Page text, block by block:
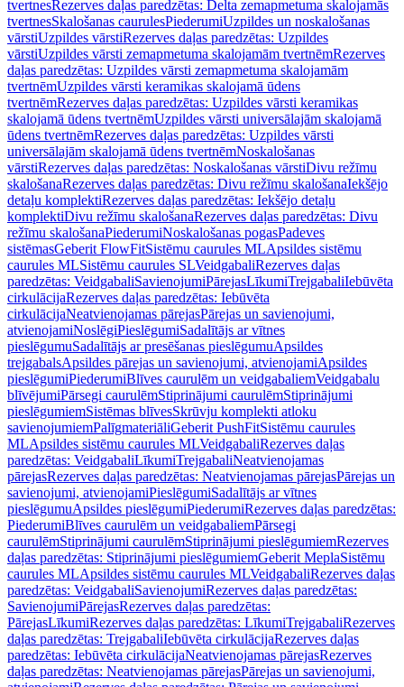
tvertnesRezerves daļas paredzētas: Delta zemapmetuma skalojamās
tvertnesSkalošanas caurulesPiederumiUzpildes un noskalošanas
vārstiUzpildes vārstiRezerves daļas paredzētas: Uzpildes
vārstiUzpildes vārsti zemapmetuma skalojamām tvertnēmRezerves
daļas paredzētas: Uzpildes vārsti zemapmetuma skalojamām
tvertnēmUzpildes vārsti keramikas skalojamā ūdens
tvertnēmRezerves daļas paredzētas: Uzpildes vārsti keramikas
skalojamā ūdens tvertnēmUzpildes vārsti universālajām skalojamā
ūdens tvertnēmRezerves daļas paredzētas: Uzpildes vārsti
universālajām skalojamā ūdens tvertnēmNoskalošanas
vārstiRezerves daļas paredzētas: Noskalošanas vārstiDivu režīmu
skalošanaRezerves daļas paredzētas: Divu režīmu skalošanaIekšējo
detaļu komplektiRezerves daļas paredzētas: Iekšējo detaļu
komplektiDivu režīmu skalošanaRezerves daļas paredzētas: Divu
režīmu skalošanaPiederumiNoskalošanas pogasPadeves
sistēmasGeberit FlowFitSistēmu caurules MLApsildes sistēmu
caurules MLSistēmu caurules SLVeidgabaliRezerves daļas
paredzētas: VeidgabaliSavienojumiPārejasLīkumiTrejgabaliIebūvēta
cirkulācijaRezerves daļas paredzētas: Iebūvēta
cirkulācijaNeatvienojamas pārejasPārejas un savienojumi,
atvienojamiNoslēgiPieslēgumiSadalītājs ar vītnes
pieslēgumuSadalītājs ar presēšanas pieslēgumuApsildes
trejgabalsApsildes pārejas un savienojumi, atvienojamiApsildes
pieslēgumiPiederumiBlīves caurulēm un veidgabaliemVeidgabalu
blīvējumiPārsegi caurulēmStiprinājumi caurulēmStiprinājumi
pieslēgumiemSistēmas blīvesSkrūvju komplekti atloku
savienojumiemPalīgmateriāliGeberit PushFitSistēmu caurules
MLApsildes sistēmu caurules MLVeidgabaliRezerves daļas
paredzētas: VeidgabaliLīkumiTrejgabaliNeatvienojamas
pārejasRezerves daļas paredzētas: Neatvienojamas pārejasPārejas un
savienojumi, atvienojamiPieslēgumiSadalītājs ar vītnes
pieslēgumuApsildes pieslēgumiPiederumiRezerves daļas paredzētas:
PiederumiBlīves caurulēm un veidgabaliemPārsegi
caurulēmStiprinājumi caurulēmStiprinājumi pieslēgumiemRezerves
daļas paredzētas: Stiprinājumi pieslēgumiemGeberit MeplaSistēmu
caurules MLApsildes sistēmu caurules MLVeidgabaliRezerves daļas
paredzētas: VeidgabaliSavienojumiRezerves daļas paredzētas:
SavienojumiPārejasRezerves daļas paredzētas:
PārejasLīkumiRezerves daļas paredzētas: LīkumiTrejgabaliRezerves
daļas paredzētas: TrejgabaliIebūvēta cirkulācijaRezerves daļas
paredzētas: Iebūvēta cirkulācijaNeatvienojamas pārejasRezerves
daļas paredzētas: Neatvienojamas pārejasPārejas un savienojumi,